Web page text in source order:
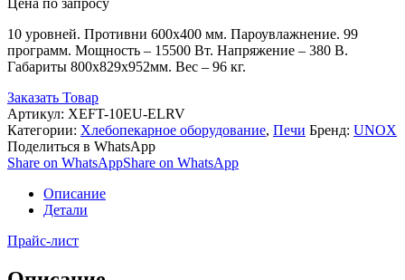
Цена по запросу
10 уровней. Противни 600х400 мм. Пароувлажнение. 99
программ. Мощность – 15500 Вт. Напряжение – 380 В.
Габариты 800х829х952мм. Вес – 96 кг.
Заказать Товар
Артикул: XEFT-10EU-ELRV
Категории: Хлебопекарное оборудование, Печи Бренд: UNOX
Поделиться в WhatsApp
Share on WhatsAppShare on WhatsApp
Описание
Детали
Прайс-лист